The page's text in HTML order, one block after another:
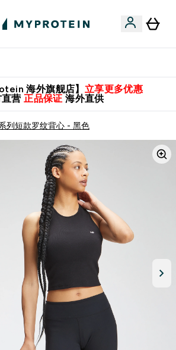
海外旗舰店】 立享更多优惠
营 正品保证 海外直供
列短款罗纹背心 - 黑色